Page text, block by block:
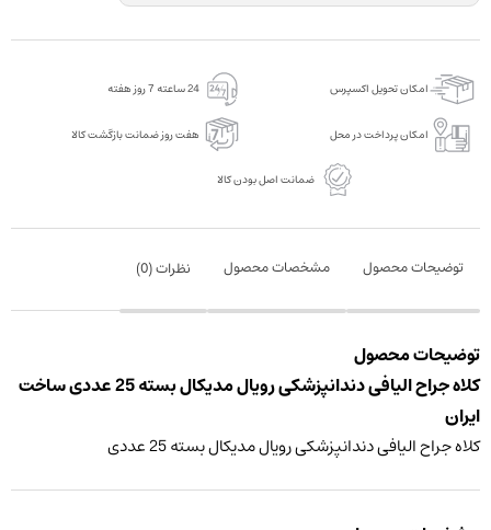
25
امکان تحویل اکسپرس 24 ساعته 7 روز هفته
امکان پرداخت در محل هفت روز ضمانت بازگشت کالا
ضمانت اصل بودن کالا
توضیحات محصول مشخصات محصول نظرات (0
)
توضیحات محصول
کلاه جراح الیافی دندانپزشکی رویال مدیکال بسته 25 عددی ساخت
ایران
کلاه جراح الیافی دندانپزشکی رویال مدیکال بسته 25 عددی